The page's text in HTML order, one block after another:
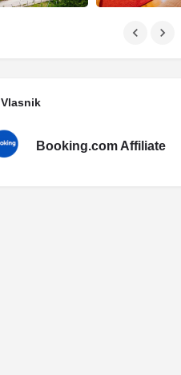
Vlasnik
Booking.com Affiliate